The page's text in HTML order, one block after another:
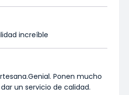
increíble
Ponen mucho
un servicio de calidad.